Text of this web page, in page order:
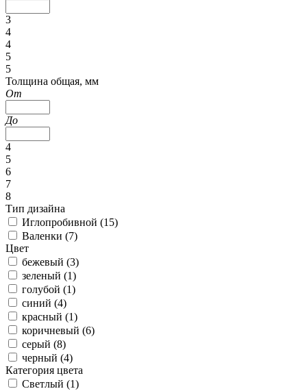
3
4
4
5
5
Толщина общая, мм
От
До
4
5
6
7
8
Тип дизайна
Иглопробивной (15)
Валенки (7)
Цвет
бежевый (3)
зеленый (1)
голубой (1)
синий (4)
красный (1)
коричневый (6)
серый (8)
черный (4)
Категория цвета
Светлый (1)